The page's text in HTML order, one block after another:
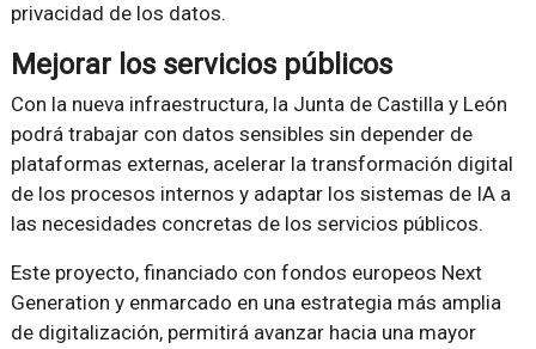
privacidad de los datos.
Mejorar los servicios públicos
Con la nueva infraestructura, la Junta de Castilla y León
podrá trabajar con datos sensibles sin depender de
plataformas externas, acelerar la transformación digital
de los procesos internos y adaptar los sistemas de IA a
las necesidades concretas de los servicios públicos.
Este proyecto, financiado con fondos europeos Next
Generation y enmarcado en una estrategia más amplia
de digitalización, permitirá avanzar hacia una mayor